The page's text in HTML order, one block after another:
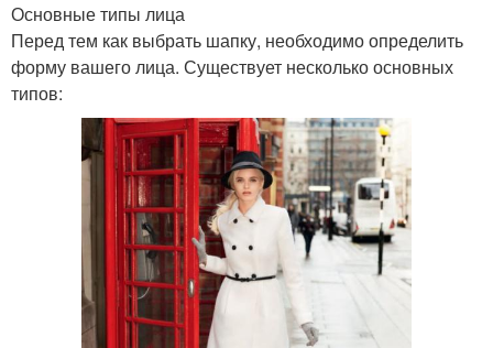
Основные типы лица
Перед тем как выбрать шапку, необходимо определить
форму вашего лица. Существует несколько основных
типов: